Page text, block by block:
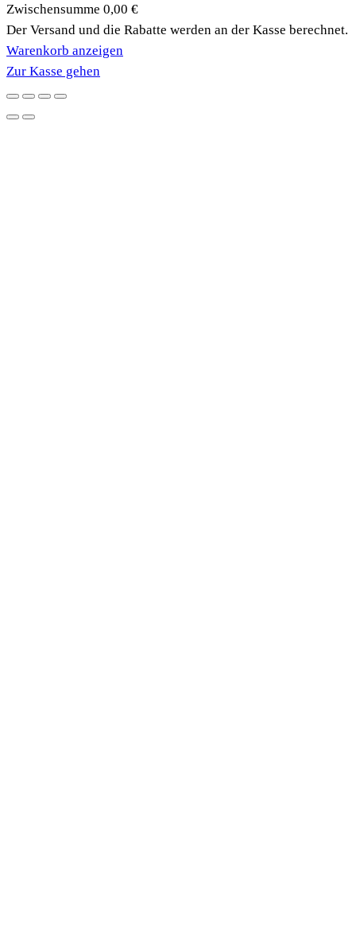
Produkte
im
Warenkorb
Zwischensumme 0,00 €
Der Versand und die Rabatte werden an der Kasse berechnet.
Warenkorb anzeigen
Zur Kasse gehen